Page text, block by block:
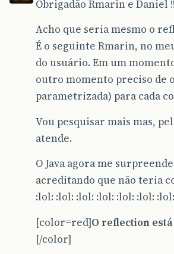
Obrigadão Rmarin e Daniel
Acho que seria mesmo o
É o seguinte Rmarin, no
do usuário. Em um
outro momento preciso de
parametrizada) para cada
Vou pesquisar mais mas,
atende.
O Java agora me
acreditando que não teria
:lol: :lol: :lol: :lol: :lol: :lol:
[color=red]O reflection
[/color]